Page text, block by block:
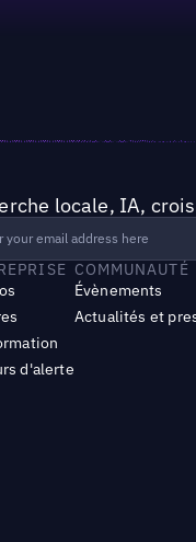
locale, IA,
d'alerte
COMMUNAUTÉ
Évènements
Actualités et